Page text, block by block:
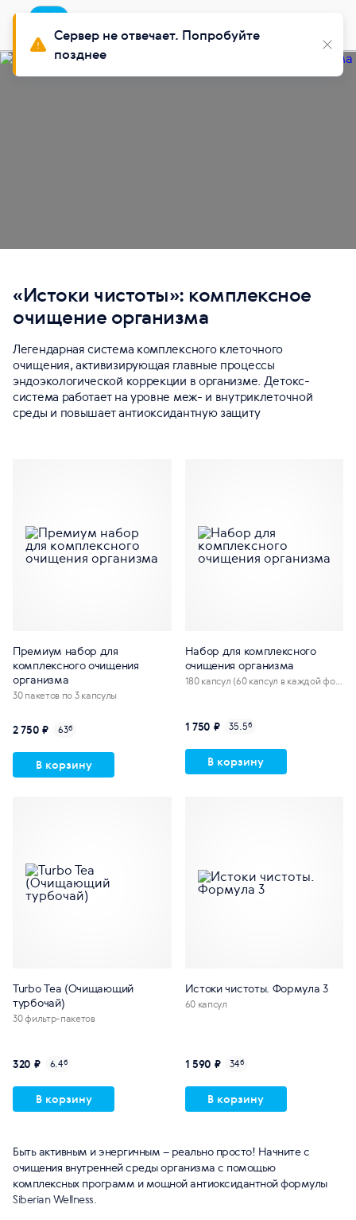
Buy Siberian
«Истоки чистоты»: комплексное
очищение организма
Легендарная система комплексного клеточного
очищения, активизирующая главные процессы
эндоэкологической коррекции в организме. Детокс-
система работает на уровне меж- и внутриклеточной
среды и повышает антиоксидантную защиту
Премиум набор для
комплексного очищения
организма
30 пакетов по 3 капсулы
2 750 ₽ 63б
В корзину
Набор для комплексного
очищения организма
180 капсул (60 капсул в каждой фор
1 750 ₽ 35.5б
В корзину
Turbo Tea (Очищающий
турбочай)
30 фильтр-пакетов
320 ₽ 6.4б
В корзину
Истоки чистоты. Формула 3
60 капсул
1 590 ₽ 34б
В корзину
Быть активным и энергичным – реально просто! Начните с
очищения внутренней среды организма с помощью
комплексных программ и мощной антиоксидантной формулы
Siberian Wellness.
Сервер не отвечает. Попробуйте
позднее